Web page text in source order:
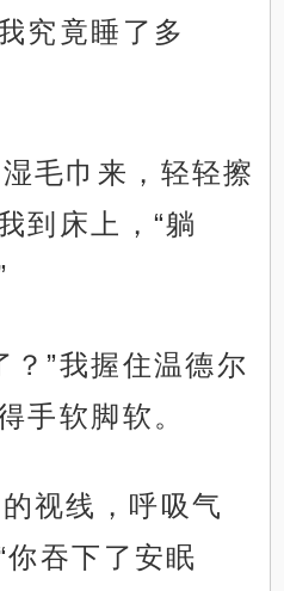
究竟睡了多
毛巾来，轻轻擦
到床上，“躺
？”我握住温德尔
手软脚软。
视线，呼吸气
吞下了安眠